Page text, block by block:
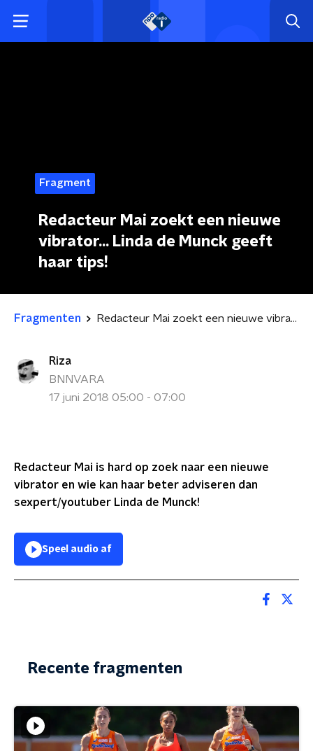
Fragment
Redacteur Mai zoekt een nieuwe
vibrator... Linda de Munck geeft
haar tips!
Fragmenten Redacteur Mai zoekt een nieuwe vibrator... Linda de Munck geeft haar tips!
Riza
BNNVARA
17 juni 2018 05:00 - 07:00
Redacteur Mai is hard op zoek naar een nieuwe
vibrator en wie kan haar beter adviseren dan
sexpert/youtuber Linda de Munck!
Speel audio af
Recente fragmenten